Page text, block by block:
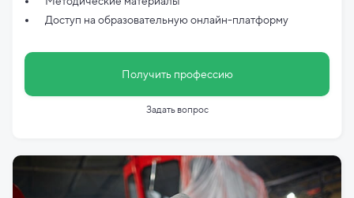
Доступ на образовательную онлайн-платформу
Получить профессию
Задать вопрос